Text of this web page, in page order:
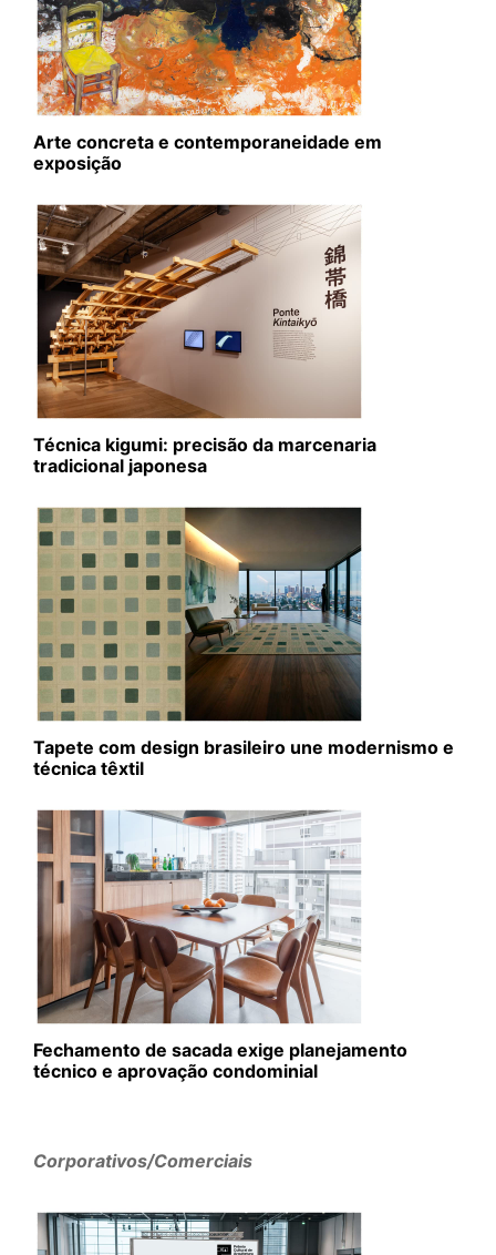
Arte concreta e contemporaneidade em
exposição
Técnica kigumi: precisão da marcenaria
tradicional japonesa
Tapete com design brasileiro une modernismo e
técnica têxtil
Fechamento de sacada exige planejamento
técnico e aprovação condominial
Corporativos/Comerciais